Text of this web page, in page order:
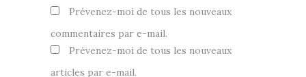
Prévenez-moi de tous les nouveaux
commentaires par e-mail.
Prévenez-moi de tous les nouveaux
articles par e-mail.